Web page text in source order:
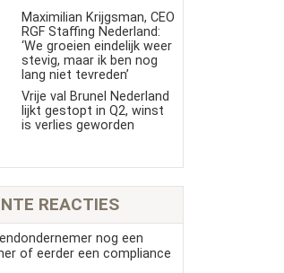
Maximilian Krijgsman, CEO
RGF Staffing Nederland:
‘We groeien eindelijk weer
stevig, maar ik ben nog
lang niet tevreden’
Vrije val Brunel Nederland
lijkt gestopt in Q2, winst
is verlies geworden
REACTIES
nog een
of eerder een compliance